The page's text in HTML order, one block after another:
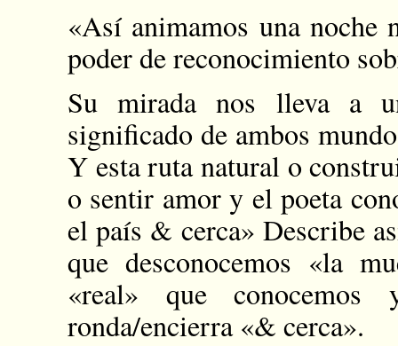
«Así animamos una noche
poder de reconocimiento
Su mirada nos lleva a
significado de ambos
Y esta ruta natural o
o sentir amor y el poeta
el país & cerca» Describe
que desconocemos «la
«real» que
ronda/encierra «& cerca».